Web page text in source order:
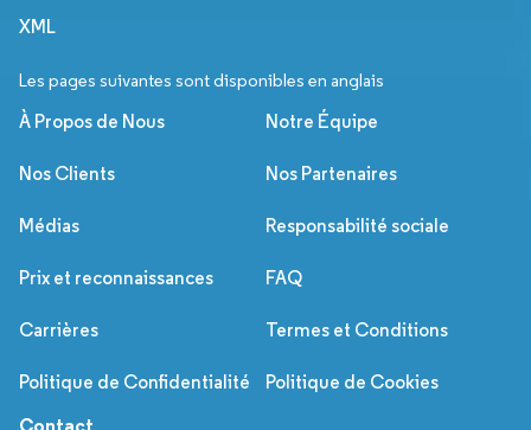
XML
Les pages suivantes sont disponibles en anglais
À Propos de Nous Notre Équipe
Nos Clients Nos Partenaires
Médias Responsabilité sociale
Prix et reconnaissances FAQ
Carrières Termes et Conditions
Politique de Confidentialité Politique de Cookies